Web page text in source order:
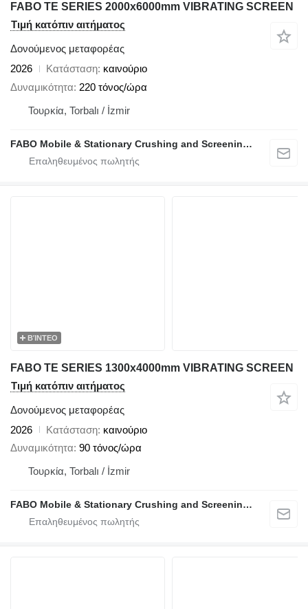
FABO TE SERIES 2000x6000mm VIBRATING SCREEN
Τιμή κατόπιν αιτήματος
Δονούμενος μεταφορέας
2026
Κατάσταση καινούριο
Δυναμικότητα 220 τόνος/ώρα
Τουρκία, Torbalı / İzmir
FABO Mobile & Stationary Crushing and Screening Plants | Concrete Batching Plants Manufacturer
ΒΊΝΤΕΟ
FABO TE SERIES 1300x4000mm VIBRATING SCREEN
Τιμή κατόπιν αιτήματος
Δονούμενος μεταφορέας
2026
Κατάσταση καινούριο
Δυναμικότητα 90 τόνος/ώρα
Τουρκία, Torbalı / İzmir
FABO Mobile & Stationary Crushing and Screening Plants | Concrete Batching Plants Manufacturer